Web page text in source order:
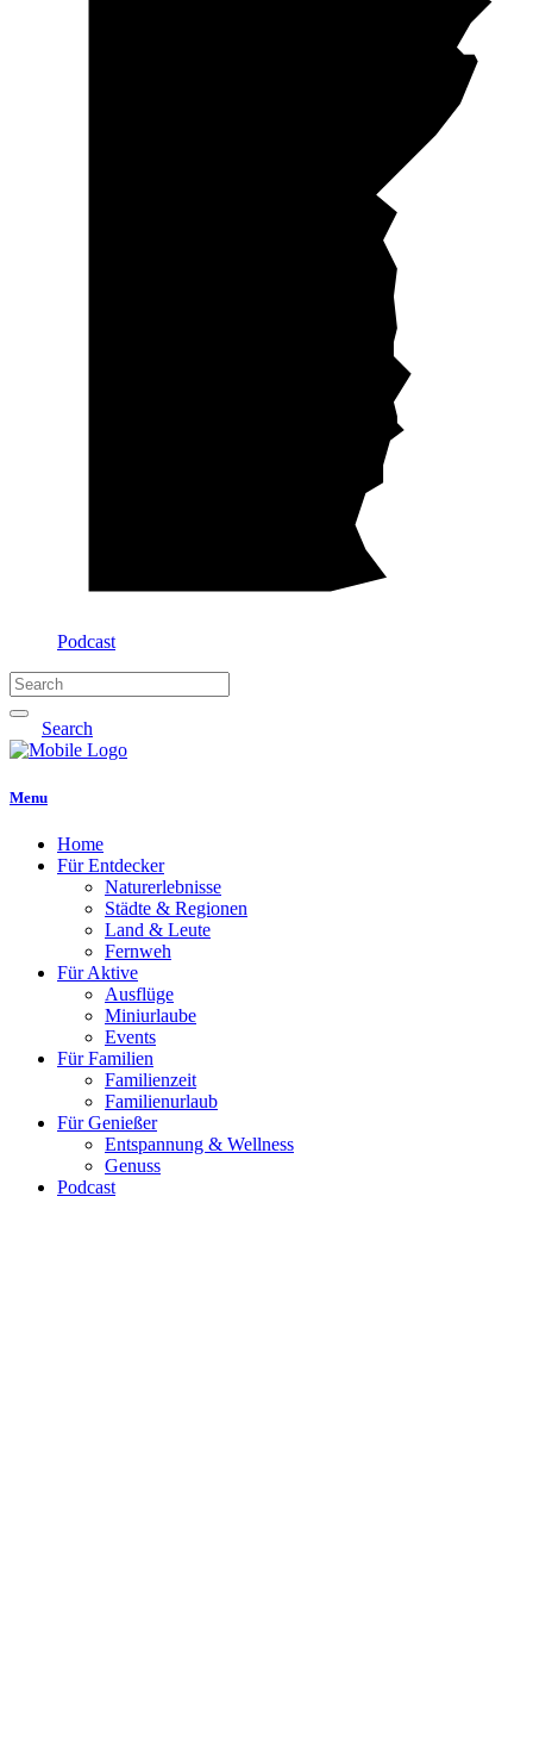
Podcast
Search
Menu
Home
Für Entdecker
Naturerlebnisse
Städte & Regionen
Land & Leute
Fernweh
Für Aktive
Ausflüge
Miniurlaube
Events
Für Familien
Familienzeit
Familienurlaub
Für Genießer
Entspannung & Wellness
Genuss
Podcast